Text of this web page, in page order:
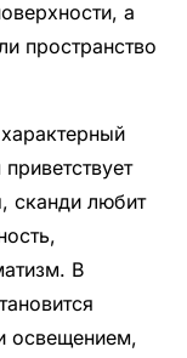
а
пространство
сканди любит
В
освещением,